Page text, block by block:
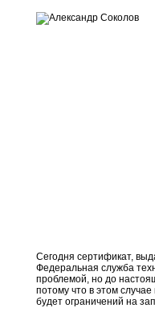
Сегодня сертификат,
Федеральная служба
проблемой, но до
потому что в этом
будет ограничений на